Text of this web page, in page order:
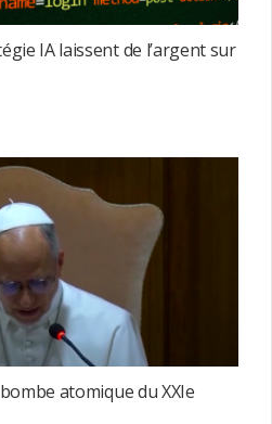
IA laissent de l’argent sur
atomique du XXIe